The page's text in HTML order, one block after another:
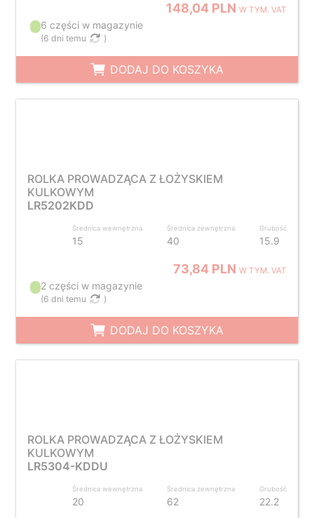
148,04 PLNW TYM. VAT
6 części w magazynie
(6 dni temu )
DODAJ DO KOSZYKA
ROLKA PROWADZĄCA Z ŁOŻYSKIEM
KULKOWYM
LR5202KDD
Średnica wewnętrzna
15
Średnica zewnętrzna
40
Grubość
15.9
73,84 PLNW TYM. VAT
2 części w magazynie
(6 dni temu )
DODAJ DO KOSZYKA
ROLKA PROWADZĄCA Z ŁOŻYSKIEM
KULKOWYM
LR5304-KDDU
Średnica wewnętrzna
20
Średnica zewnętrzna
62
Grubość
22.2